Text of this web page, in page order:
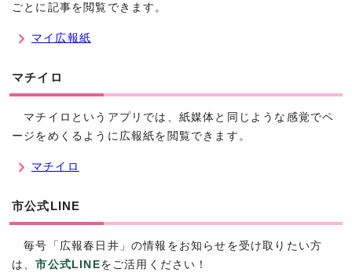
ごとに記事を閲覧できます。
マイ広報紙
マチイロ
マチイロというアプリでは、紙媒体と同じような感覚でペ
ージをめくるように広報紙を閲覧できます。
マチイロ
市公式LINE
毎号「広報春日井」の情報をお知らせを受け取りたい方
は、市公式LINEをご活用ください！